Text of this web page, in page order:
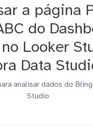
a página
do
Looker
Data
analisar dados do
Studio